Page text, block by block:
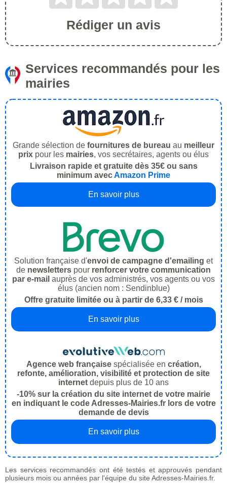
Rédiger un avis
Services recommandés pour les
mairies
Grande sélection de fournitures de bureau au meilleur
prix pour les mairies, vos secrétaires, agents ou élus
Livraison rapide et gratuite dès 35€ ou sans
minimum avecAmazon Prime
En savoir plus
Solution française d'envoi de campagne d'emailing et
de newsletters pour renforcer votre communication
par e-mail auprès de vos administrés, vos agents ou vos
élus (ancien nom : Sendinblue)
Offre gratuite limitée ou à partir de 6,33 € / mois
En savoir plus
Agence web françaisespécialisée en création,
refonte, amélioration, visibilité et protection de site
internet depuis plus de 10 ans
-10% sur la création du site internet de votre mairie
en indiquant le code Adresses-Mairies.fr lors de votre
demande de devis
En savoir plus
Les services recommandés ont été testés et approuvés pendant
plusieurs mois ou années par l'équipe du site Adresses-Mairies.fr.